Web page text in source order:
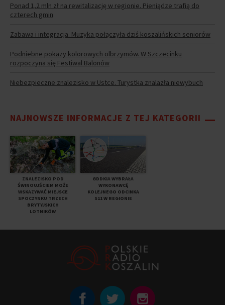
Ponad 1,2 mln zł na rewitalizację w regionie. Pieniądze trafią do
czterech gmin
Zabawa i integracja. Muzyka połączyła dziś koszalińskich seniorów
Podniebne pokazy kolorowych olbrzymów. W Szczecinku
rozpoczyna się Festiwal Balonów
Niebezpieczne znalezisko w Ustce. Turystka znalazła niewybuch
NAJNOWSZE INFORMACJE Z TEJ KATEGORII
ZNALEZISKO POD
ŚWINOUJŚCIEM MOŻE
WSKAZYWAĆ MIEJSCE
SPOCZYNKU TRZECH
BRYTYJSKICH
LOTNIKÓW
GDDKIA WYBRAŁA
WYKONAWCĘ
KOLEJNEGO ODCINKA
S11 W REGIONIE